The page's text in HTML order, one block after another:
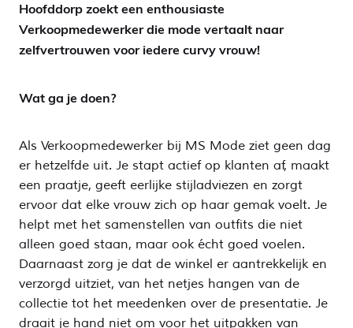
Hoofddorp zoekt een enthousiaste
Verkoopmedewerker die mode vertaalt naar
zelfvertrouwen voor iedere curvy vrouw!
Wat ga je doen?
Als Verkoopmedewerker bij MS Mode ziet geen dag
er hetzelfde uit. Je stapt actief op klanten af, maakt
een praatje, geeft eerlijke stijladviezen en zorgt
ervoor dat elke vrouw zich op haar gemak voelt. Je
helpt met het samenstellen van outfits die niet
alleen goed staan, maar ook écht goed voelen.
Daarnaast zorg je dat de winkel er aantrekkelijk en
verzorgd uitziet, van het netjes hangen van de
collectie tot het meedenken over de presentatie. Je
draait je hand niet om voor het uitpakken van